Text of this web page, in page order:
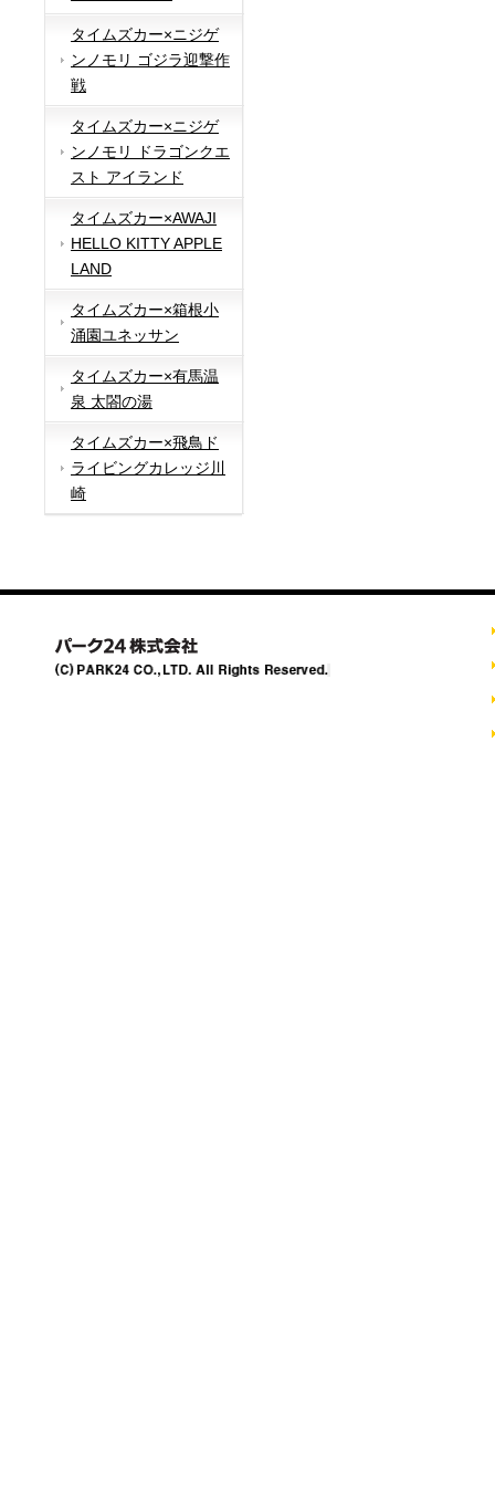
タイムズカー×ニジゲ
ンノモリ ゴジラ迎撃作
戦
タイムズカー×ニジゲ
ンノモリ ドラゴンクエ
スト アイランド
タイムズカー×AWAJI
HELLO KITTY APPLE
LAND
タイムズカー×箱根小
涌園ユネッサン
タイムズカー×有馬温
泉 太閤の湯
タイムズカー×飛鳥ド
ライビングカレッジ川
崎